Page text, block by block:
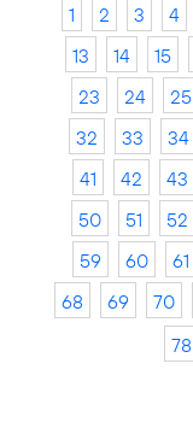
1 2 3 4
13
14 15
23
24 25
32
33 34
41
42 43
50
51 52
59
60 61
68
69 70
78